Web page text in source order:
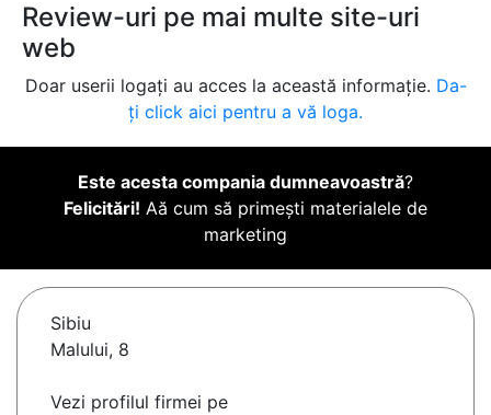
Review-uri pe mai multe site-uri
web
Doar userii logați au acces la această informație. Da-
ți click aici pentru a vă loga.
Este acesta compania dumneavoastră?
Felicitări! Aă cum să primești materialele de
marketing
Sibiu
Malului, 8
Vezi profilul firmei pe